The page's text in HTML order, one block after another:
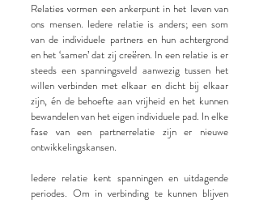
Relaties vormen een ankerpunt in het leven van
ons mensen. Iedere relatie is anders; een som
van de individuele partners en hun achtergrond
en het ‘samen’ dat zij creëren. In een relatie is er
steeds een spanningsveld aanwezig tussen het
willen verbinden met elkaar en dicht bij elkaar
zijn, én de behoefte aan vrijheid en het kunnen
bewandelen van het eigen individuele pad. In elke
fase van een partnerrelatie zijn er nieuwe
ontwikkelingskansen.
Iedere relatie kent spanningen en uitdagende
periodes. Om in verbinding te kunnen blijven